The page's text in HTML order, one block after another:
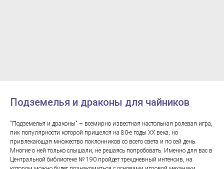
Подземелья и драконы для чайников
"Подземелья и драконы" – всемирно известная настольная ролевая игра,
пик популярности которой пришелся на 80-е годы XX века, но
привлекающая множество поклонников со всего света и по сей день.
Многие о ней только слышали, не решаясь попробовать. Именно для вас в
Центральной библиотеке № 190 пройдет трехдневный интенсив, на